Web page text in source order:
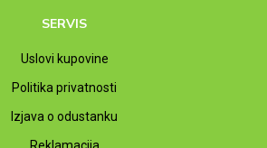
SERVIS
Uslovi kupovine
Politika privatnosti
Izjava o odustanku